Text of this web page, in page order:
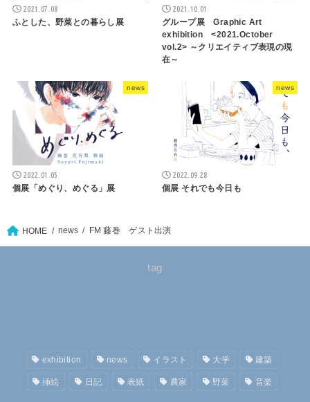
2021.07.08
ふとした、野菜との暮らし展
2021.10.01
グループ展 Graphic Art
exhibition <2021.October
vol.2> ～クリエイティブ表現の現
在～
news
2022.01.05
個展「めぐり、めぐる」展
news
2022.09.28
個展 それでも今日も
HOME news FM 藤巻 ゲスト出演
tag
exhibition news イラスト 大学 建築
挿絵 日記 表紙 農家 野菜 音楽